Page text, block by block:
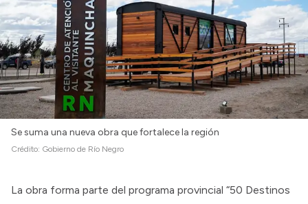
Se suma una nueva obra que fortalece la región
Crédito: Gobierno de Río Negro
La obra forma parte del programa provincial “50 Destinos